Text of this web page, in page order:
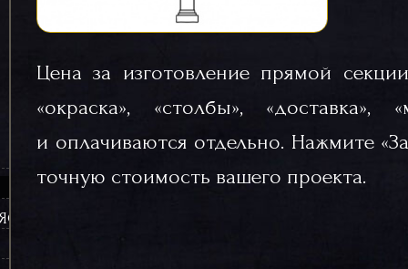
(ЧУГУННЫЕ)
Цена за изготовление прямой
«окраска», «столбы», «доставка»,
и оплачиваются отдельно. Нажмите
точную стоимость вашего проекта.